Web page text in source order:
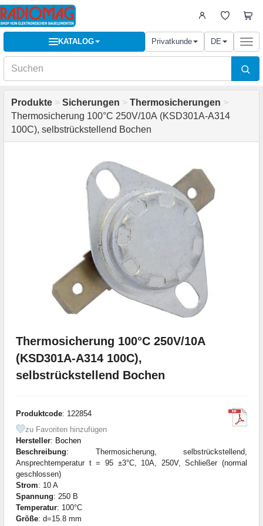
KATALOG Privatkunde DE
Produkte > Sicherungen > Thermosicherungen >
Thermosicherung 100°C 250V/10А (KSD301A-A314
100C), selbstrückstellend Bochen
Thermosicherung 100°C 250V/10А
(KSD301A-A314 100C),
selbstrückstellend Bochen
Produktcode: 122854
zu Favoriten hinzufügen
Hersteller: Bochen
Beschreibung: Thermosicherung, selbstrückstellend,
Ansprechtemperatur t = 95 ±3°C, 10A, 250V, Schließer (normal
geschlossen)
Strom: 10 A
Spannung: 250 В
Temperatur: 100°С
Größe: d=15.8 mm